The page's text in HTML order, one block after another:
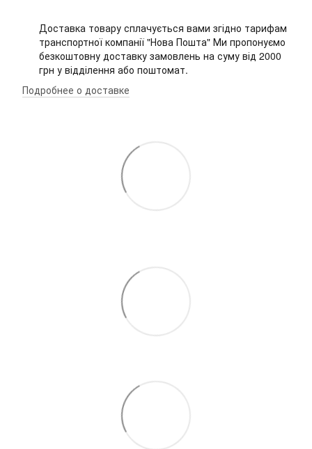
Доставка товару сплачується вами згідно тарифам
транспортної компанії "Нова Пошта" Ми пропонуємо
безкоштовну доставку замовлень на суму від 2000
грн у відділення або поштомат.
Подробнее о доставке